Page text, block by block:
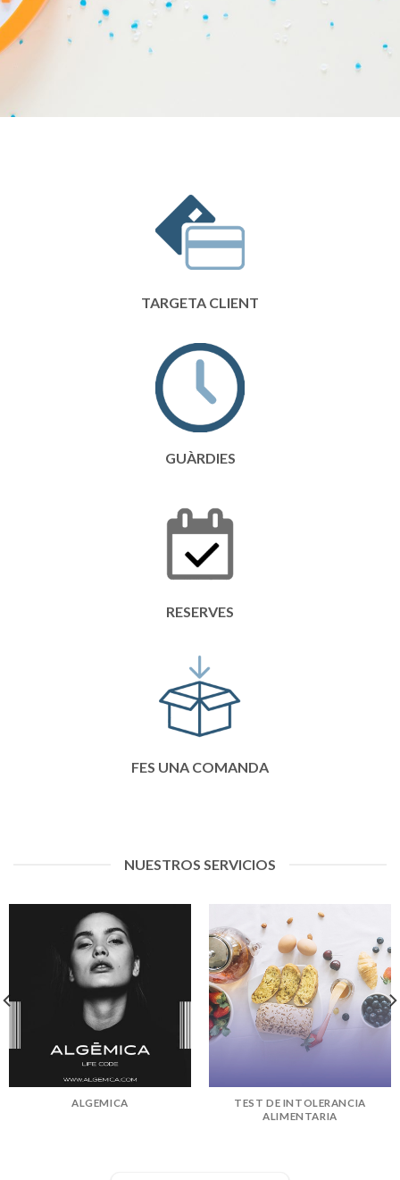
TARGETA CLIENT
GUÀRDIES
RESERVES
FES UNA COMANDA
NUESTROS SERVICIOS
ALGEMICA
TEST DE INTOLERANCIA
ALIMENTARIA